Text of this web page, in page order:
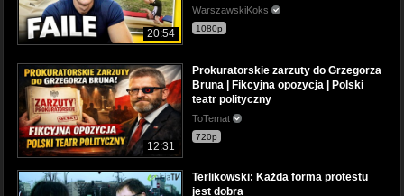
20:54
WarszawskiKoks
1080p
12:31
Prokuratorskie zarzuty do Grzegorza
Bruna | Fikcyjna opozycja | Polski
teatr polityczny
ToTemat
720p
Terlikowski: Każda forma protestu
jest dobra